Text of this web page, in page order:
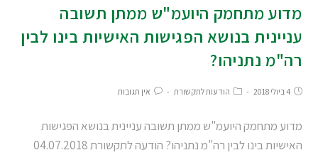
מדוע מתחמק היועמ"ש ממתן תשובה
עניינית בנושא הפגישות האישיות בינו לבין
רה"מ נתניהו?
4 ביולי 2018 הודעות לתקשורת אין תגובות
מדוע מתחמק היועמ"ש ממתן תשובה עניינית בנושא הפגישות
האישיות בינו לבין רה"מ נתניהו? הודעה לתקשורת 04.07.2018